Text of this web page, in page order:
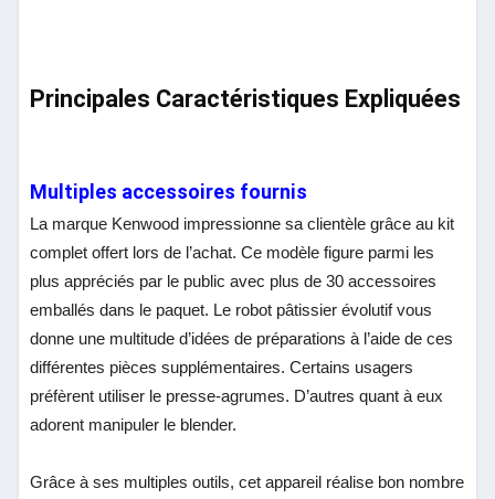
Principales Caractéristiques Expliquées
Multiples accessoires fournis
La marque Kenwood impressionne sa clientèle grâce au kit
complet offert lors de l’achat. Ce modèle figure parmi les
plus appréciés par le public avec plus de 30 accessoires
emballés dans le paquet. Le robot pâtissier évolutif vous
donne une multitude d’idées de préparations à l’aide de ces
différentes pièces supplémentaires. Certains usagers
préfèrent utiliser le presse-agrumes. D’autres quant à eux
adorent manipuler le blender.
Grâce à ses multiples outils, cet appareil réalise bon nombre